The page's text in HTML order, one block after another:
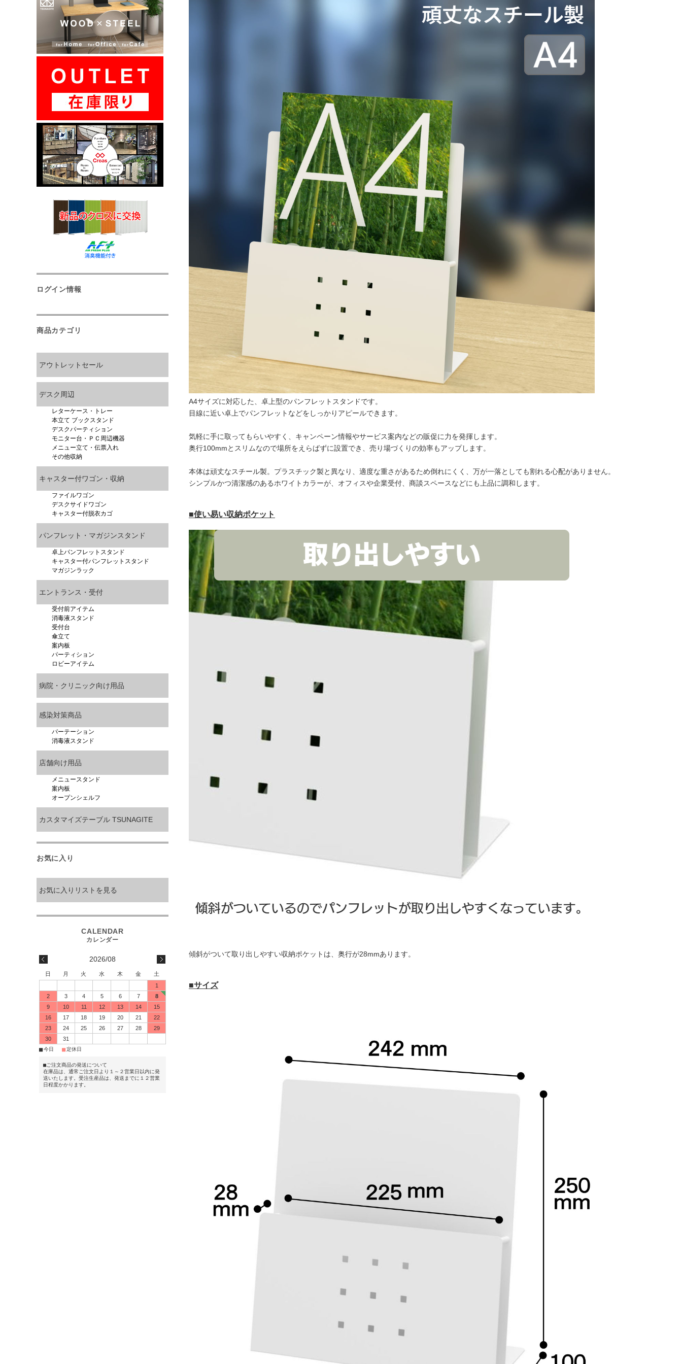
A4サイズに対応した、卓上型のパンフレットスタンドです。
目線に近い卓上でパンフレットなどをしっかりアピールできます。
気軽に手に取ってもらいやすく、キャンペーン情報やサービス案内などの販促に力を発揮します。
奥行100mmとスリムなので場所をえらばずに設置でき、売り場づくりの効率もアップします。
本体は頑丈なスチール製。プラスチック製と異なり、適度な重さがあるため倒れにくく、万が一落としても割れる心配がありません。
シンプルかつ清潔感のあるホワイトカラーが、オフィスや企業受付、商談スペースなどにも上品に調和します。
■使い易い収納ポケット
傾斜がついて取り出しやすい収納ポケットは、奥行が28mmあります。
■サイズ
ログイン情報
商品カテゴリ
アウトレットセール
デスク周辺
レターケース・トレー
本立て ブックスタンド
デスクパーティション
モニター台・ＰＣ周辺機器
メニュー立て・伝票入れ
その他収納
キャスター付ワゴン・収納
ファイルワゴン
デスクサイドワゴン
キャスター付脱衣カゴ
パンフレット・マガジンスタンド
卓上パンフレットスタンド
キャスター付パンフレットスタンド
マガジンラック
エントランス・受付
受付前アイテム
消毒液スタンド
受付台
傘立て
案内板
パーティション
ロビーアイテム
病院・クリニック向け用品
感染対策商品
パーテーション
消毒液スタンド
店舗向け用品
メニュースタンド
案内板
オープンシェルフ
カスタマイズテーブル TSUNAGITE
お気に入り
お気に入りリストを見る
2026/08
日 月 火 水 木 金
土
1
2
3 4 5 6 7
8
9
10 11 12 13 14
15
16
17 18 19 20 21
22
23
24 25 26 27 28
29
30
31
■今日 ■定休日
■ご注文商品の発送について
在庫品は、通常ご注文日より１～２営業日以内に発
送いたします。受注生産品は、発送までに１２営業
日程度かかります。